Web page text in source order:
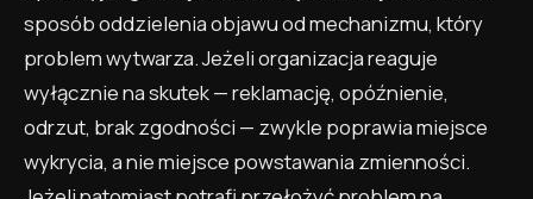
sposób oddzielenia objawu od mechanizmu, który
problem wytwarza. Jeżeli organizacja reaguje
wyłącznie na skutek — reklamację, opóźnienie,
odrzut, brak zgodności — zwykle poprawia miejsce
wykrycia, a nie miejsce powstawania zmienności.